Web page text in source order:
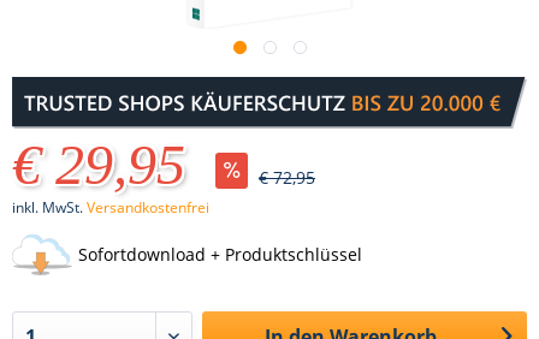
€ 29,95 € 72,95
inkl. MwSt.Versandkostenfrei
Sofortdownload + Produktschlüssel